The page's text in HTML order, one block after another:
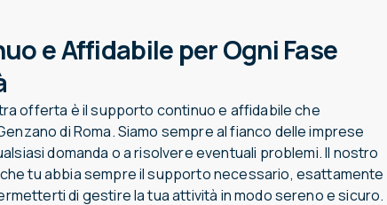
e Affidabile per Ogni Fase
offerta è il supporto continuo e affidabile che
di Roma. Siamo sempre al fianco delle imprese
domanda o a risolvere eventuali problemi. Il nostro
tu abbia sempre il supporto necessario, esattamente
di gestire la tua attività in modo sereno e sicuro.